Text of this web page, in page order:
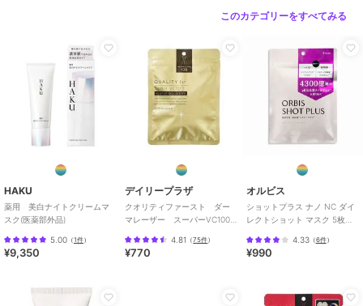
このカテゴリーをすべてみる
HAKU
薬用 美白ナイトクリームマ
スク(医薬部外品)
5.00 （1件）
¥9,350
デイリープラザ
クオリティファースト ダー
マレーザー スーパーVC100
4.81 （75件）
¥770
オルビス
ショットプラス ナノ NC ダイ
レクトショット マスク 5枚
4.33（6件）
¥990